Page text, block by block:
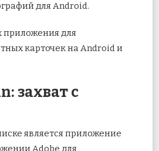
для Android.
приложения для
карточек на Android и
захват с
является приложение
Adobe для